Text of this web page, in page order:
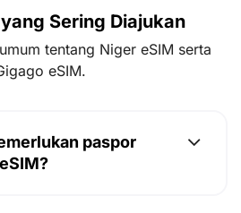
Sering Diajukan
tentang Niger eSIM serta
eSIM.
paspor